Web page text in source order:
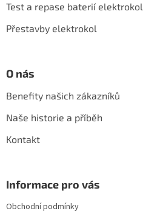
Test a repase baterií elektrokol
Přestavby elektrokol
O nás
Benefity našich zákazníků
Naše historie a příběh
Kontakt
Informace pro vás
Obchodní podmínky